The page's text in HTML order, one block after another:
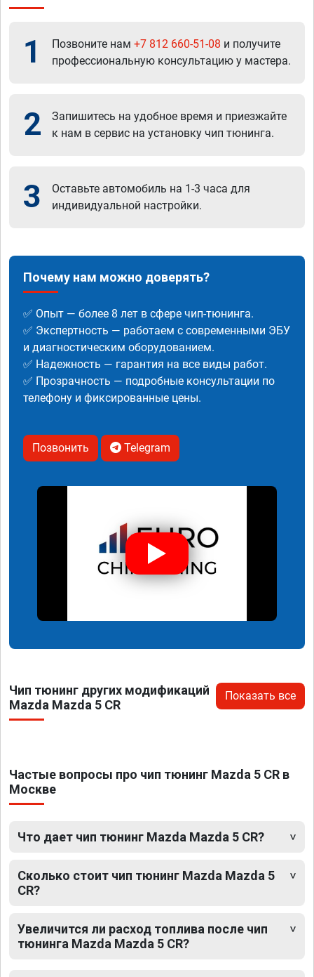
1 Позвоните нам +7 812 660-51-08 и получите
профессиональную консультацию у мастера.
2
Запишитесь на удобное время и приезжайте
к нам в сервис на установку чип тюнинга.
3
Оставьте автомобиль на 1-3 часа для
индивидуальной настройки.
Почему нам можно доверять?
✅ Опыт — более 8 лет в сфере чип-тюнинга.
✅ Экспертность — работаем с современными ЭБУ
и диагностическим оборудованием.
✅ Надежность — гарантия на все виды работ.
✅ Прозрачность — подробные консультации по
телефону и фиксированные цены.
Позвонить Telegram
Чип тюнинг других модификаций
Mazda Mazda 5 CR
Показать все
Частые вопросы про чип тюнинг Mazda 5 CR в
Москве
Что дает чип тюнинг Mazda Mazda 5 CR?
Сколько стоит чип тюнинг Mazda Mazda 5
CR?
Увеличится ли расход топлива после чип
тюнинга Mazda Mazda 5 CR?